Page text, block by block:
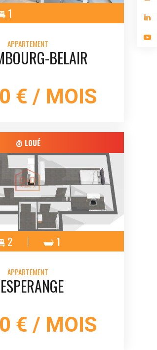
1
APPARTEMENT
BELAIR
€ / MOIS
LOUÉ
2 1
APPARTEMENT
€ / MOIS